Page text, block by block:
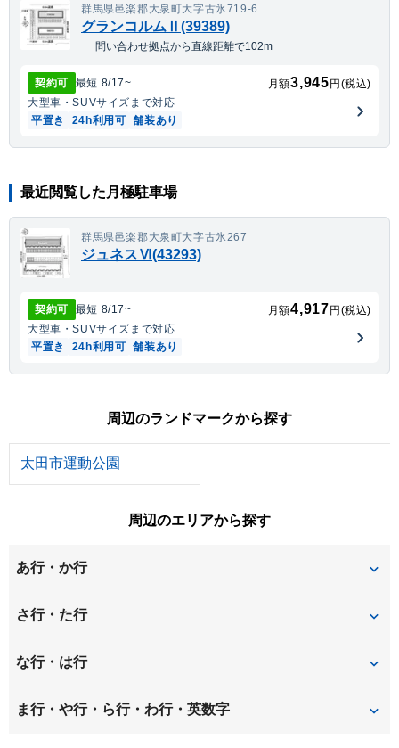
群馬県邑楽郡大泉町大字古氷719-6
グランコルムⅡ(39389)
問い合わせ拠点から直線距離で102m
契約可 最短 8/17~ 月額3,945 円(税込)
大型車・SUVサイズまで対応
平置き
24h利用可 舗装あり
最近閲覧した月極駐車場
群馬県邑楽郡大泉町大字古氷267
ジュネスⅥ(43293)
契約可 最短 8/17~ 月額4,917 円(税込)
大型車・SUVサイズまで対応
平置き
24h利用可 舗装あり
周辺のランドマークから探す
太田市運動公園
周辺のエリアから探す
あ行・か行
飯塚町
北小泉
さ行・た行
坂田
仙石 高林寿町
な行・は行
西小泉 西矢島町
ま行・や行・ら行・わ行・英数字